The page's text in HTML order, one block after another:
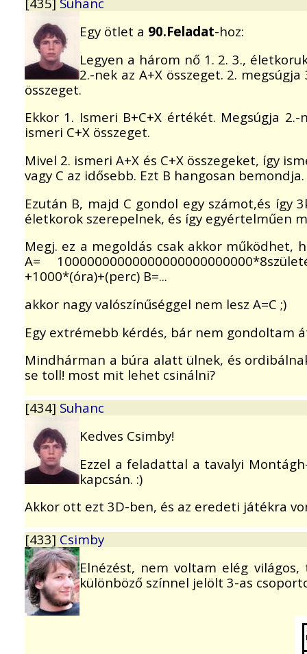
Egy ötlet a 90.Feladat-hoz:
Legyen a három nő 1. 2. 3.,
2.-nek az A+X összeget. 2.
összeget.
Ekkor 1. Ismeri B+C+X értékét. Megsúgja
ismeri C+X összeget.
Mivel 2. ismeri A+X és C+X összegeket, így
vagy C az idősebb. Ezt B hangosan bemondja.
Ezután B, majd C gondol egy számot,és
életkorok szerepelnek, és így egyértelműen
Megj. ez a megoldás csak akkor működhet,
A=
+1000*(óra)+(perc) B=...
akkor nagy valószínűséggel nem lesz A=C ;)
Egy extrémebb kérdés, bár nem gondoltam
Mindhárman a búra alatt ülnek, és
se toll! most mit lehet csinálni?
[434] Suhanc
Kedves Csimby!
Ezzel a feladattal a tavalyi
kapcsán. :)
Akkor ott ezt 3D-ben, és az eredeti játékra
[433] Csimby
Elnézést, nem voltam elég
különböző színnel jelölt 3-as